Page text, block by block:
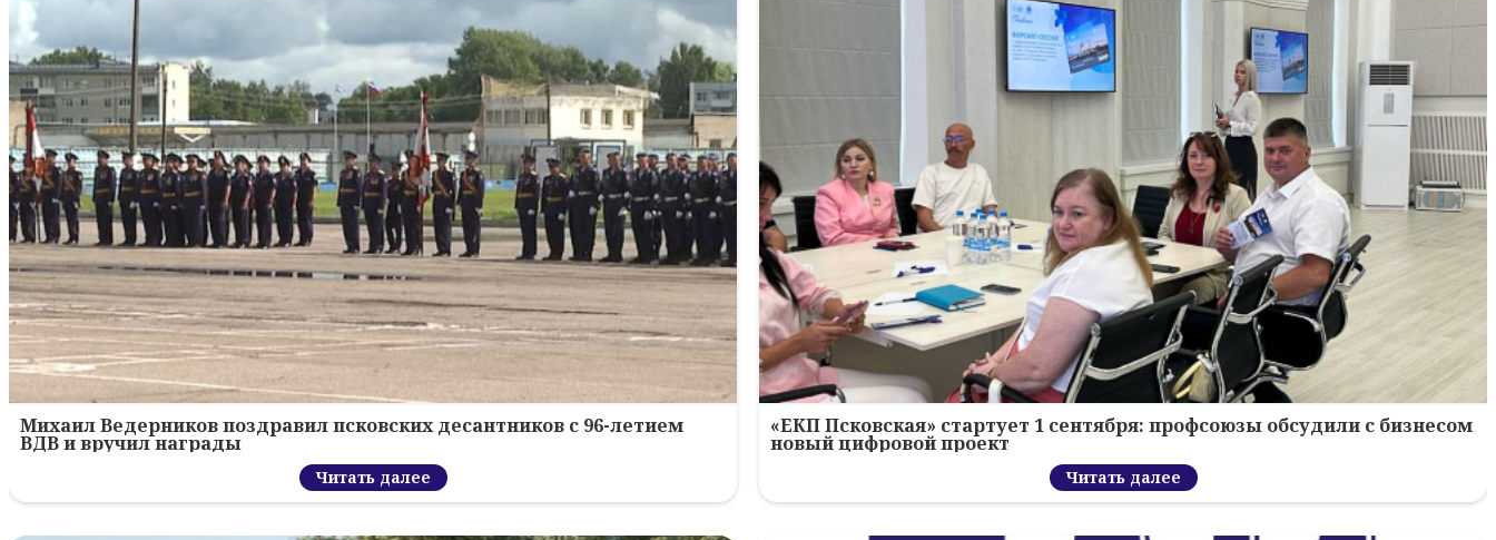
Михаил Ведерников поздравил псковских десантников с 96-летием
ВДВ и вручил награды
Читать далее
«ЕКП Псковская» стартует 1 сентября: профсоюзы обсудили с бизнесом
новый цифровой проект
Читать далее